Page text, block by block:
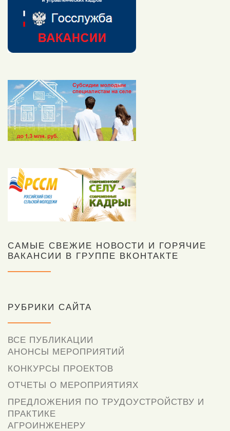
САМЫЕ СВЕЖИЕ НОВОСТИ И ГОРЯЧИЕ
ВАКАНСИИ В ГРУППЕ ВКОНТАКТЕ
РУБРИКИ САЙТА
ВСЕ ПУБЛИКАЦИИ
АНОНСЫ МЕРОПРИЯТИЙ
КОНКУРСЫ ПРОЕКТОВ
ОТЧЕТЫ О МЕРОПРИЯТИЯХ
ПРЕДЛОЖЕНИЯ ПО ТРУДОУСТРОЙСТВУ И
ПРАКТИКЕ
АГРОИНЖЕНЕРУ